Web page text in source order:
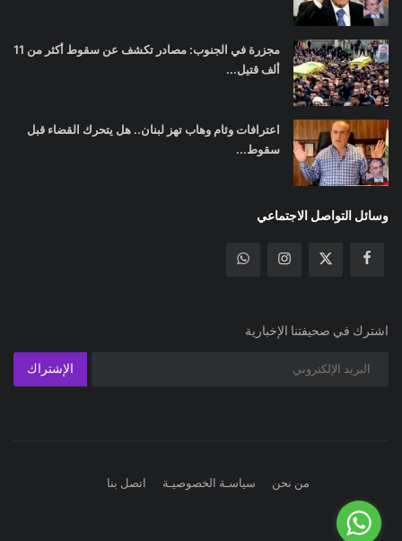
مجزرة في الجنوب: مصادر تكشف عن سقوط أكثر من 11
ألف قتيل...
اعترافات وئام وهاب تهز لبنان.. هل يتحرك القضاء قبل
سقوط...
وسائل التواصل الاجتماعي
اشترك في صحيفتنا الإخبارية
الإشتراك
من نحن سياسـة الخصوصيـة اتصل بنا